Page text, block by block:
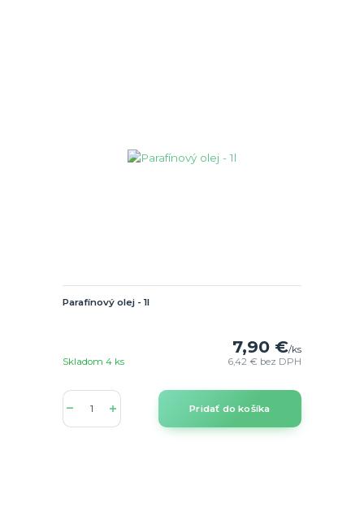
Parafínový olej - 1l
7,90 €/ks
6,42 € bez DPH
Skladom 4 ks
Pridať do košíka